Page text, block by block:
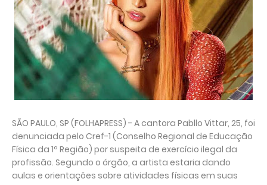
SÃO PAULO, SP (FOLHAPRESS) - A cantora Pabllo Vittar, 25, foi
denunciada pelo Cref-1 (Conselho Regional de Educação
Física da 1ª Região) por suspeita de exercício ilegal da
profissão. Segundo o órgão, a artista estaria dando
aulas e orientações sobre atividades físicas em suas